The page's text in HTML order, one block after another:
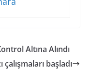
Altına Alındı
başladı